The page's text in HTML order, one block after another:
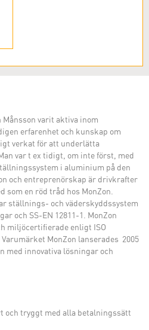
varit aktiva inom
erfarenhet och kunskap om
verkat för att underlätta
var t ex tidigt, om inte först, med
i aluminium på den
och entreprenörskap är drivkrafter
som en röd tråd hos MonZon.
ställnings- och väderskyddssystem
och SS-EN 12811-1. MonZon
miljöcertifierade enligt ISO
Varumärket MonZon lanserades 2005
med innovativa lösningar och
och tryggt med alla betalningssätt